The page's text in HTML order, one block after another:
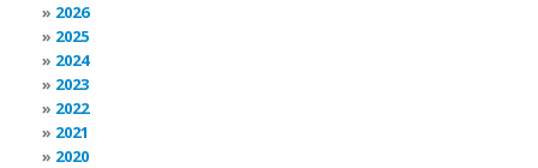
2026
2025
2024
2023
2022
2021
2020